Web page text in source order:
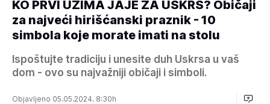
KO PRVI UZIMA JAJE ZA USKRS? Običaji
za najveći hirišćanski praznik - 10
simbola koje morate imati na stolu
Ispoštujte tradiciju i unesite duh Uskrsa u vaš
dom - ovo su najvažniji običaji i simboli.
Objavljeno 05.05.2024. 8:30h